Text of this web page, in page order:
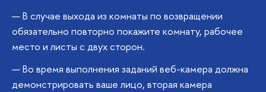
В случае выхода из комнаты по возвращении
обязательно повторно покажите комнату, рабочее
место и листы с двух сторон.
Во время выполнения заданий веб-камера должна
демонстрировать ваше лицо, вторая камера